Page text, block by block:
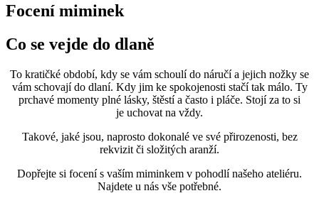
Focení miminek
Co se vejde do dlaně
To kratičké období, kdy se vám schoulí do náručí a jejich nožky se
vám schovají do dlaní. Kdy jim ke spokojenosti stačí tak málo. Ty
prchavé momenty plné lásky, štěstí a často i pláče. Stojí za to si
je uchovat na vždy.
Takové, jaké jsou, naprosto dokonalé ve své přirozenosti, bez
rekvizit či složitých aranží.
Dopřejte si focení s vaším miminkem v pohodlí našeho ateliéru.
Najdete u nás vše potřebné.